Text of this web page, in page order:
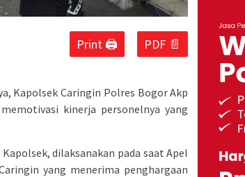
Print 🖨 PDF 📄
Kapolsek Caringin Polres Bogor Akp
kinerja personelnya yang
dilaksanakan pada saat Apel
yang menerima penghargaan